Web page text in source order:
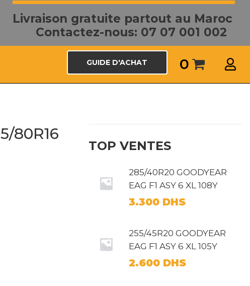
Livraison gratuite partout au Maroc
Contactez-nous: 07 07 001 002
GUIDE D'ACHAT 0
80R16
TOP VENTES
285/40R20 GOODYEAR
EAG F1 ASY 6 XL 108Y
3.300 DHS
255/45R20 GOODYEAR
EAG F1 ASY 6 XL 105Y
2.600 DHS